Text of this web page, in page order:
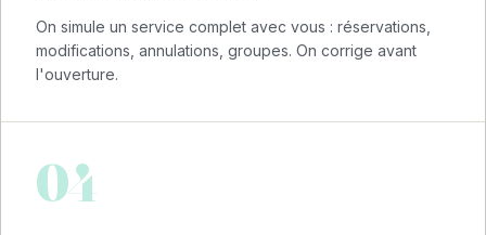
On simule un service complet avec vous : réservations,
modifications, annulations, groupes. On corrige avant
l'ouverture.
04